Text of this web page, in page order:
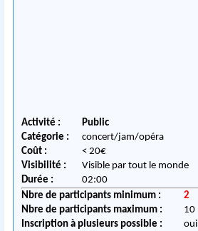
Activité :
Public
Catégorie :
concert/jam/opéra
Coût :
< 20€
Visibilité :
Visible par tout le monde
Durée :
02:00
Nbre de participants minimum :
2
Nbre de participants maximum :
10
Inscription à plusieurs possible :
oui